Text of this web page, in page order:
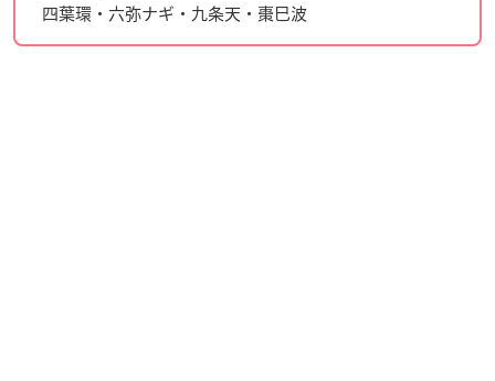
四葉環・六弥ナギ・九条天・棗巳波